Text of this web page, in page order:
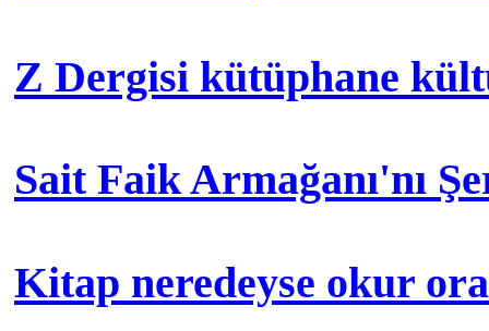
Z Dergisi kütüphane
Sait Faik Armağanı'nı
Kitap neredeyse okur